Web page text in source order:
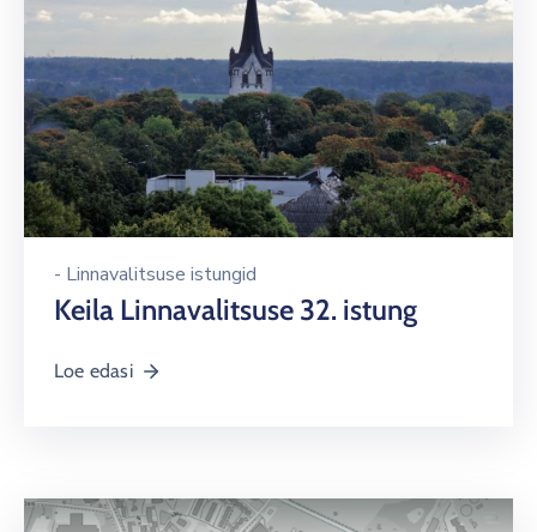
- Linnavalitsuse istungid
Keila Linnavalitsuse 32. istung
Loe edasi